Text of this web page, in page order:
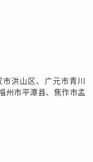
洪山区、广元市青川
州市平潭县、焦作市孟